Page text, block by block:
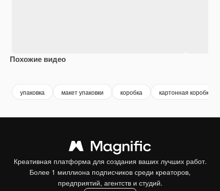
Похожие видео
упаковка макет упаковки коробка картонная коробка
Креативная платформа для создания ваших лучших работ.
Более 1 миллиона подписчиков среди креаторов,
предприятий, агентств и студий.